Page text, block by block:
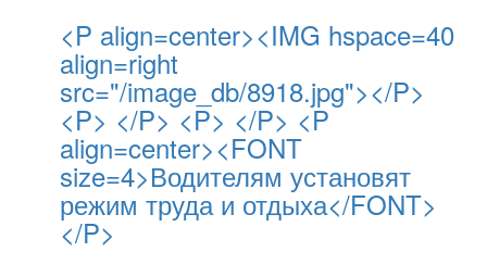
<P align=center><IMG hspace=40
align=right
src="/image_db/8918.jpg"></P>
<P> </P> <P> </P> <P
align=center><FONT
size=4>Водителям установят
режим труда и отдыха</FONT>
</P>